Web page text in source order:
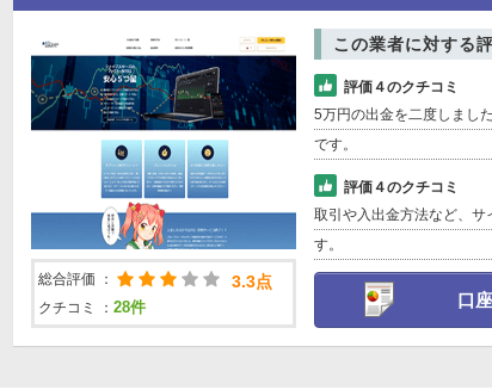
【スマートオプション】2015年夏！絶対に負けない夏休みキャンペ
2015-4-27
【スマートオプション】大型連休！2015年ゴールデンウィーク特別キ
2015-4-1
【スマートオプション】新年度到来！2015年4月特別キャンペーン
【スマートオプション】春分の日ならではの2015年3月特別キャンペ
【スマートオプション】2015年3月キャンペーン情報をチェック！
2015-2-9
【スマートオプション】2015年バレンタインキャンペーン！
総合評価 ： 3.3点
クチコミ ： 28件
この業者に対する
評価４のクチコミ
5万円の出金を二度しまし
です。
評価４のクチコミ
取引や入出金方法など、サ
す。
口